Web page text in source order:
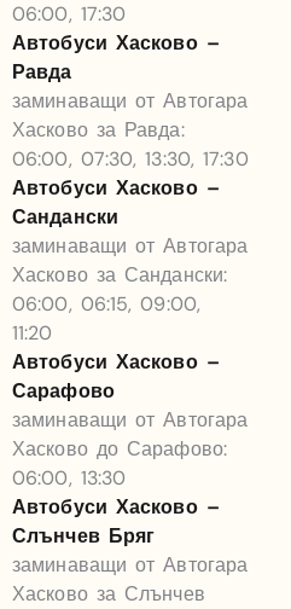
06:00, 17:30
Автобуси Хасково –
Равда
заминаващи от Автогара
Хасково за Равда:
06:00, 07:30, 13:30, 17:30
Автобуси Хасково –
Сандански
заминаващи от Автогара
Хасково за Сандански:
06:00, 06:15, 09:00,
11:20
Автобуси Хасково –
Сарафово
заминаващи от Автогара
Хасково до Сарафово:
06:00, 13:30
Автобуси Хасково –
Слънчев Бряг
заминаващи от Автогара
Хасково за Слънчев